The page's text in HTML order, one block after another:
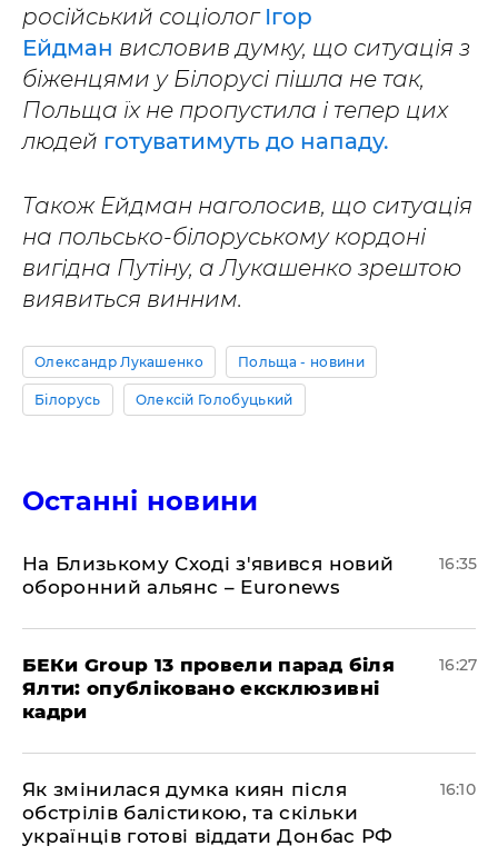
російський соціологІгор
Ейдман висловив думку, що ситуація з
біженцями у Білорусі пішла не так,
Польща їх не пропустила і тепер цих
людей готуватимуть до нападу.
Також Ейдман наголосив, що ситуація
на польсько-білоруському кордоні
вигідна Путіну, а Лукашенко зрештою
виявиться винним.
Олександр Лукашенко Польща - новини
Білорусь Олексій Голобуцький
Останні новини
На Близькому Сході з'явився новий
оборонний альянс – Euronews
16:35
БЕКи Group 13 провели парад біля
Ялти: опубліковано ексклюзивні
кадри
16:27
Як змінилася думка киян після
обстрілів балістикою, та скільки
українців готові віддати Донбас РФ
16:10